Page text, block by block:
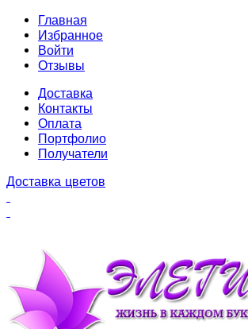
Главная
Избранное
Войти
Отзывы
Доставка
Контакты
Оплата
Портфолио
Получатели
Доставка цветов